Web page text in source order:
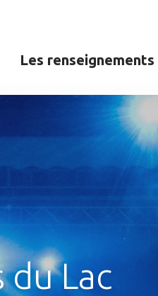
Les renseignements
du Lac